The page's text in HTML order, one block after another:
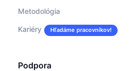
Metodológia
Kariéry Hľadáme pracovníkov!
Podpora